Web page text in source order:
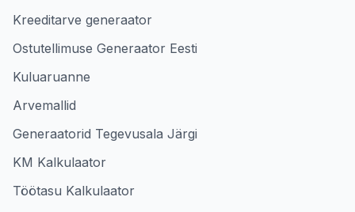
Kreeditarve generaator
Ostutellimuse Generaator Eesti
Kuluaruanne
Arvemallid
Generaatorid Tegevusala Järgi
KM Kalkulaator
Töötasu Kalkulaator